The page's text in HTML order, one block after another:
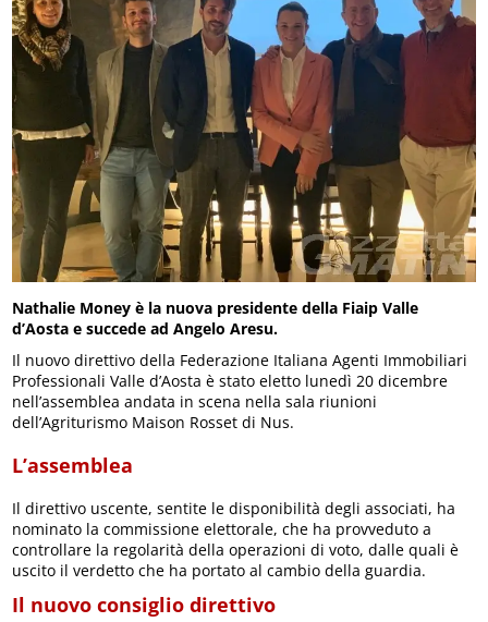
Nathalie Money è la nuova presidente della Fiaip Valle
d’Aosta e succede ad Angelo Aresu.
Il nuovo direttivo della Federazione Italiana Agenti Immobiliari
Professionali Valle d’Aosta è stato eletto lunedì 20 dicembre
nell’assemblea andata in scena nella sala riunioni
dell’Agriturismo Maison Rosset di Nus.
L’assemblea
Il direttivo uscente, sentite le disponibilità degli associati, ha
nominato la commissione elettorale, che ha provveduto a
controllare la regolarità della operazioni di voto, dalle quali è
uscito il verdetto che ha portato al cambio della guardia.
Il nuovo consiglio direttivo